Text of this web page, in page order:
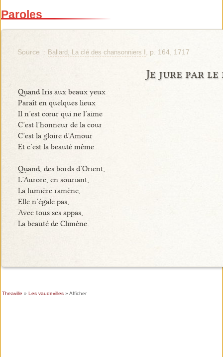
Paroles
Source : Ballard, La clé des chansonniers I , p. 164, 1717
Je jure par
Quand Iris aux beaux yeux
Paraît en quelques lieux
Il n’est cœur qui ne l’aime
C’est l’honneur de la cour
C’est la gloire d’Amour
Et c’est la beauté même.
Quand, des bords d’Orient,
L’Aurore, en souriant,
La lumière ramène,
Elle n’égale pas,
Avec tous ses appas,
La beauté de Climène.
Theaville » Les vaudevilles» Afficher